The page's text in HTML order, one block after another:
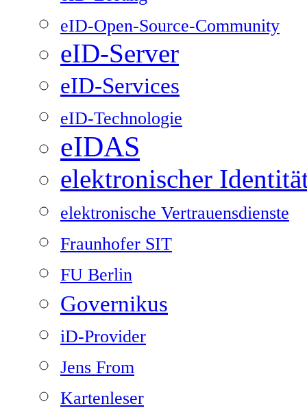
eID-Open-Source-Community
eID-Server
eID-Services
eID-Technologie
eIDAS
elektronischer
elektronische Vertrauensdienste
Fraunhofer SIT
FU Berlin
Governikus
iD-Provider
Jens From
Kartenleser